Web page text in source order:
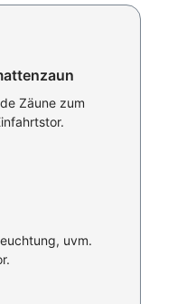
Zäune zum
uvm.